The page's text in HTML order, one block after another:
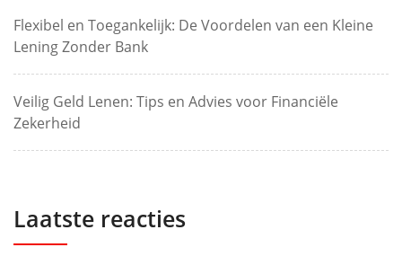
Flexibel en Toegankelijk: De Voordelen van een Kleine
Lening Zonder Bank
Veilig Geld Lenen: Tips en Advies voor Financiële
Zekerheid
Laatste reacties